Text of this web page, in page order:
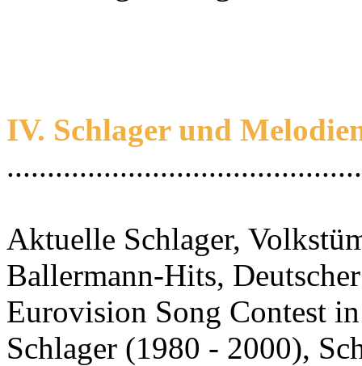
IV. Schlager und
Aktuelle Schlager,
Ballermann-Hits,
Eurovision Song Contest
Schlager (1980 - 2000),